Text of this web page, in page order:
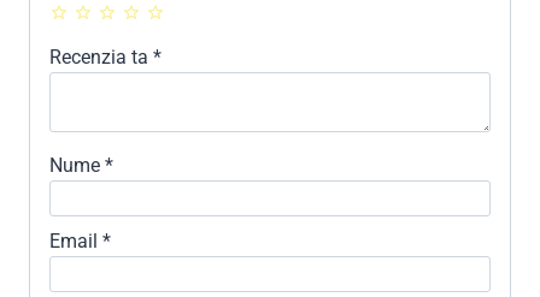
Recenzia ta *
Nume *
Email *